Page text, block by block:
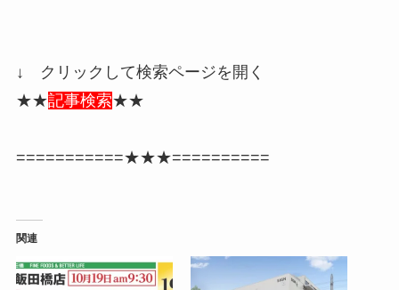
↓ クリックして検索ページを開く
★★記事検索★★
===========★★★==========
関連